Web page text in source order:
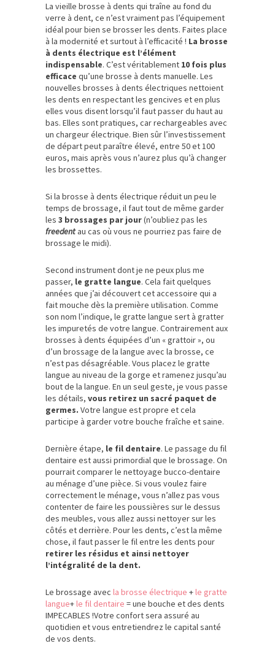
La vieille brosse à dents qui traîne au fond du
verre à dent, ce n’est vraiment pas l’équipement
idéal pour bien se brosser les dents. Faites place
à la modernité et surtout à l’efficacité ! La brosse
à dents électrique est l’élément
indispensable. C’est véritablement 10 fois plus
efficace qu’une brosse à dents manuelle. Les
nouvelles brosses à dents électriques nettoient
les dents en respectant les gencives et en plus
elles vous disent lorsqu’il faut passer du haut au
bas. Elles sont pratiques, car rechargeables avec
un chargeur électrique. Bien sûr l’investissement
de départ peut paraître élevé, entre 50 et 100
euros, mais après vous n’aurez plus qu’à changer
les brossettes.
Si la brosse à dents électrique réduit un peu le
temps de brossage, il faut tout de même garder
les 3 brossages par jour(n’oubliez pas les
freedentau cas où vous ne pourriez pas faire de
brossage le midi).
Second instrument dont je ne peux plus me
passer, le gratte langue. Cela fait quelques
années que j’ai découvert cet accessoire qui a
fait mouche dès la première utilisation. Comme
son nom l’indique, le gratte langue sert à gratter
les impuretés de votre langue. Contrairement aux
brosses à dents équipées d’un « grattoir », ou
d’un brossage de la langue avec la brosse, ce
n’est pas désagréable. Vous placez le gratte
langue au niveau de la gorge et ramenez jusqu’au
bout de la langue. En un seul geste, je vous passe
les détails, vous retirez un sacré paquet de
germes. Votre langue est propre et cela
participe à garder votre bouche fraîche et saine.
Dernière étape, le fil dentaire. Le passage du fil
dentaire est aussi primordial que le brossage. On
pourrait comparer le nettoyage bucco-dentaire
au ménage d’une pièce. Si vous voulez faire
correctement le ménage, vous n’allez pas vous
contenter de faire les poussières sur le dessus
des meubles, vous allez aussi nettoyer sur les
côtés et derrière. Pour les dents, c’est la même
chose, il faut passer le fil entre les dents pour
retirer les résidus et ainsi nettoyer
l’intégralité de la dent.
Le brossage avec la brosse électrique +le gratte
langue+le fil dentaire = une bouche et des dents
IMPECABLES !Votre confort sera assuré au
quotidien et vous entretiendrez le capital santé
de vos dents.